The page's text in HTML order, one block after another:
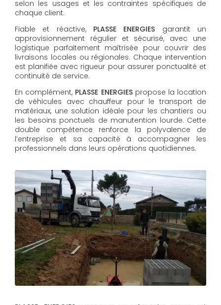
selon les usages et les contraintes spécifiques de
chaque client.
Fiable et réactive, PLASSE ENERGIES garantit un
approvisionnement régulier et sécurisé, avec une
logistique parfaitement maîtrisée pour couvrir des
livraisons locales ou régionales. Chaque intervention
est planifiée avec rigueur pour assurer ponctualité et
continuité de service.
En complément, PLASSE ENERGIESpropose la location
de véhicules avec chauffeur pour le transport de
matériaux, une solution idéale pour les chantiers ou
les besoins ponctuels de manutention lourde. Cette
double compétence renforce la polyvalence de
l’entreprise et sa capacité à accompagner les
professionnels dans leurs opérations quotidiennes.